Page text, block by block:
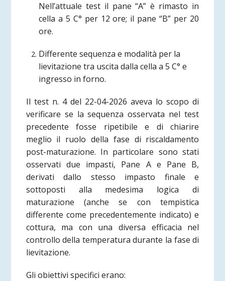
Nell’attuale test il pane “A” è rimasto in
cella a 5 C° per 12 ore; il pane “B” per 20
ore.
Differente sequenza e modalità per la
lievitazione tra uscita dalla cella a 5 C° e
ingresso in forno.
Il test n. 4 del 22-04-2026 aveva lo scopo di
verificare se la sequenza osservata nel test
precedente fosse ripetibile e di chiarire
meglio il ruolo della fase di riscaldamento
post-maturazione. In particolare sono stati
osservati due impasti, Pane A e Pane B,
derivati dallo stesso impasto finale e
sottoposti alla medesima logica di
maturazione (anche se con tempistica
differente come precedentemente indicato) e
cottura, ma con una diversa efficacia nel
controllo della temperatura durante la fase di
lievitazione.
Gli obiettivi specifici erano: